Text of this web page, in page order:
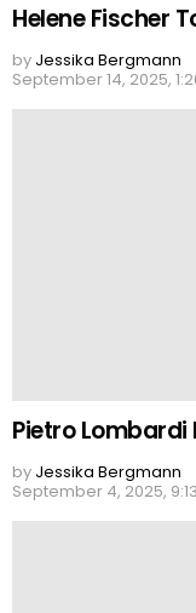
Helene Fischer
by Jessika Bergmann
September 14, 2025,
Pietro Lombardi
by Jessika Bergmann
September 4, 2025,